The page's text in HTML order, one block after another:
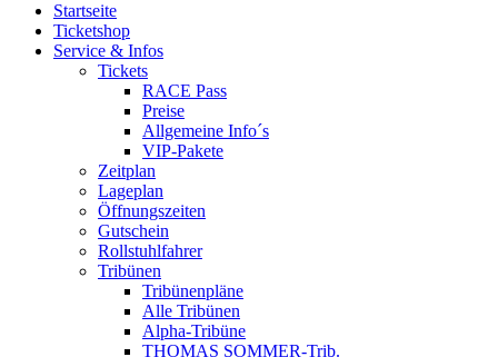
Startseite
Ticketshop
Service & Infos
Tickets
RACE Pass
Preise
Allgemeine Info´s
VIP-Pakete
Zeitplan
Lageplan
Öffnungszeiten
Gutschein
Rollstuhlfahrer
Tribünen
Tribünenpläne
Alle Tribünen
Alpha-Tribüne
THOMAS SOMMER-Trib.